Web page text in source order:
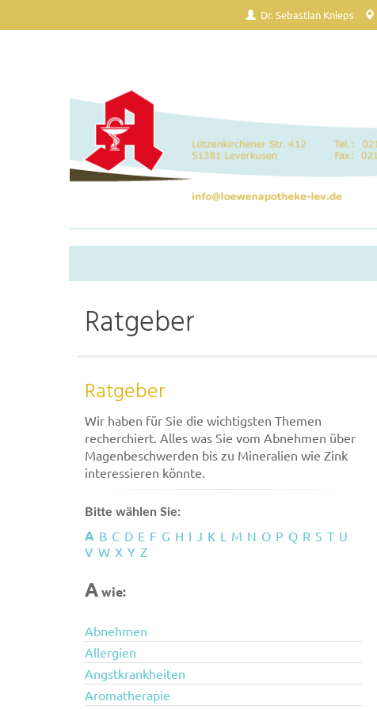
Dr. Sebastian Knieps
Ratgeber
Ratgeber
Wir haben für Sie die wichtigsten Themen
recherchiert. Alles was Sie vom Abnehmen über
Magenbeschwerden bis zu Mineralien wie Zink
interessieren könnte.
Bitte wählen Sie:
A B C D E F G H I J K L M N O P Q R S T U
V W X Y Z
Awie:
Abnehmen
Allergien
Angstkrankheiten
Aromatherapie